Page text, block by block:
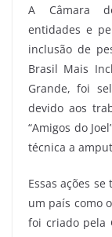
A Câmara
entidades e
inclusão de
Brasil Mais
Grande, foi
devido aos
“Amigos do
técnica a
Essas ações
um país como
foi criado pela